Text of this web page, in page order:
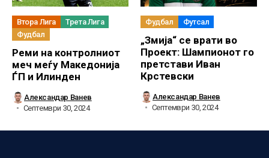
Втора Лига
Трета Лига
Фудбал
Реми на контролниот
меч меѓу Македонија
ЃП и Илинден
Александар Ванев
Септември 30, 2024
Фудбал Футсал
„Змија“ се врати во
Проект: Шампионот го
претстави Иван
Крстевски
Александар Ванев
Септември 30, 2024